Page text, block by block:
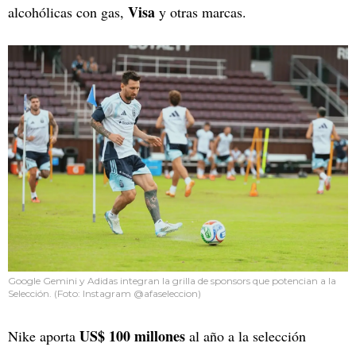
alcohólicas con gas, Visa y otras marcas.
Google Gemini y Adidas integran la grilla de sponsors que potencian a la
Selección. (Foto: Instagram @afaseleccion)
Nike aporta US$ 100 millones al año a la selección